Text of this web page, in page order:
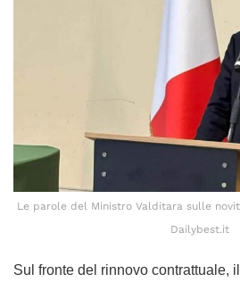
Le parole del Ministro Valditara sulle
Dailybest.it
Sul fronte del rinnovo contrattuale,